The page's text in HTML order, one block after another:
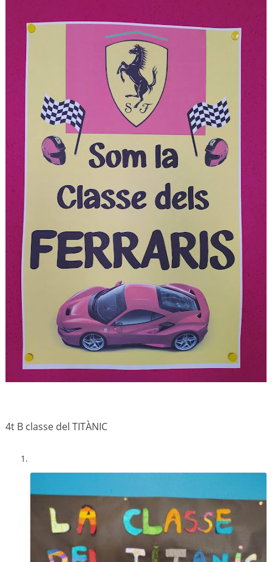
4t B classe del TITÀNIC